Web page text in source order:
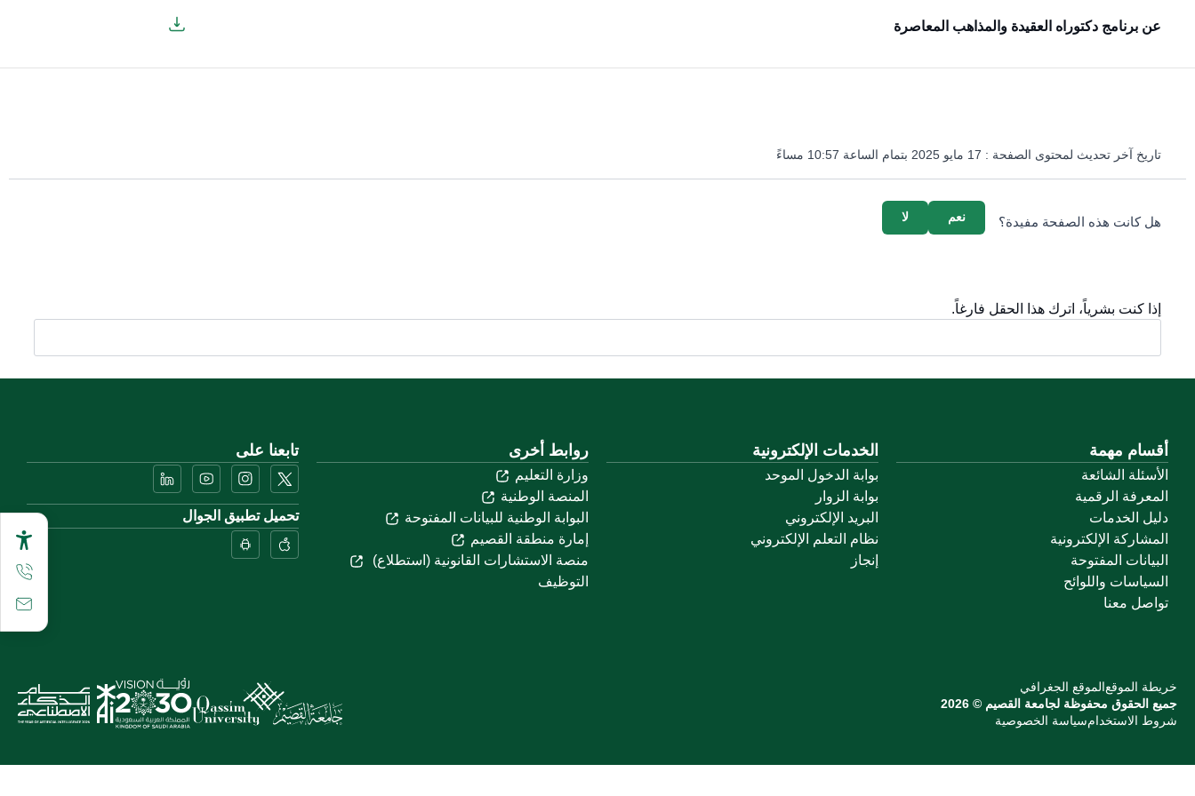
عن برنامج دكتوراه العقيدة والمذاهب المعاصرة
تاريخ آخر تحديث لمحتوى الصفحة : 17 مايو 2025 بتمام الساعة 10:57 مساءً
هل كانت هذه الصفحة مفيدة؟ لا نعم
إذا كنت بشرياً، اترك هذا الحقل فارغاً.
أقسام مهمة
الأسئلة الشائعة
المعرفة الرقمية
دليل الخدمات
المشاركة الإلكترونية
البيانات المفتوحة
السياسات واللوائح
تواصل معنا
الخدمات الإلكترونية
بوابة الدخول الموحد
بوابة الزوار
البريد الإلكتروني
نظام التعلم الإلكتروني
إنجاز
روابط أخرى
وزارة التعليم
المنصة الوطنية
البوابة الوطنية للبيانات المفتوحة
إمارة منطقة القصيم
منصة الاستشارات القانونية (استطلاع)
التوظيف
تابعنا على
تحميل تطبيق الجوال
خريطة الموقعالموقع الجغرافي
جميع الحقوق محفوظة لجامعة القصيم © 2026
شروط الاستخدامسياسة الخصوصية